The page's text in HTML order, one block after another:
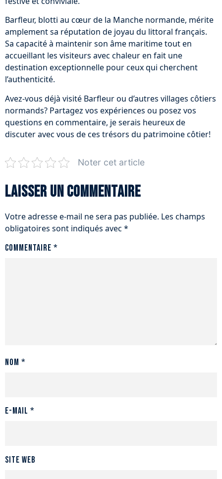
Barfleur, blotti au cœur de la Manche normande, mérite
amplement sa réputation de joyau du littoral français.
Sa capacité à maintenir son âme maritime tout en
accueillant les visiteurs avec chaleur en fait une
destination exceptionnelle pour ceux qui cherchent
l’authenticité.
Avez-vous déjà visité Barfleur ou d’autres villages côtiers
normands? Partagez vos expériences ou posez vos
questions en commentaire, je serais heureux de
discuter avec vous de ces trésors du patrimoine côtier!
Noter cet article
Laisser un commentaire
Votre adresse e-mail ne sera pas publiée. Les champs
obligatoires sont indiqués avec *
Commentaire *
Nom *
E-mail *
Site web